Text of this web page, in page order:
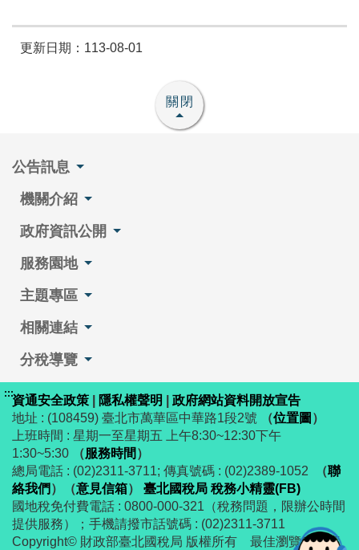
更新日期：113-08-01
關閉
公告訊息
機關介紹
政府資訊公開
服務園地
主題專區
相關連結
分稅導覽
:::資通安全政策 隱私權聲明
政府網站資料開放宣告
地址 : (108459) 臺北市萬華區中華路1段2號
（位置圖 ）
上班時間 : 星期一至星期五 上午8:30~12:30下午
1:30~5:30
（服務時間 ）
總局電話 : (02)2311-3711; 傳真號碼 : (02)2389-1052
（聯
絡我們 ） （意見信箱）
臺北國稅局 稅務小精靈(FB)
國地稅免付費電話 : 0800-000-321（稅務問題，限辦公時間
提供服務）；手機請撥市話號碼 : (02)2311-3711
Copyright© 財政部臺北國稅局 版權所有 最佳瀏覽解析度